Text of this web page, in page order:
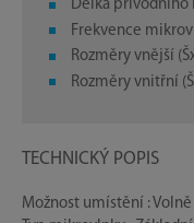
Délka přívodního
Frekvence
Rozměry vnější
Rozměry vnitřní
TECHNICKÝ POPIS
Možnost umístění :